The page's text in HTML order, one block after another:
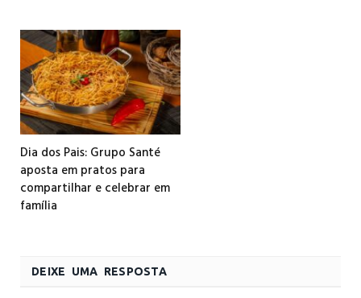
Dia dos Pais: Grupo Santé
aposta em pratos para
compartilhar e celebrar em
família
DEIXE UMA RESPOSTA